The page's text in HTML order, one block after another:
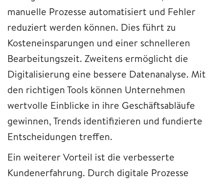
manuelle Prozesse automatisiert und Fehler
reduziert werden können. Dies führt zu
Kosteneinsparungen und einer schnelleren
Bearbeitungszeit. Zweitens ermöglicht die
Digitalisierung eine bessere Datenanalyse. Mit
den richtigen Tools können Unternehmen
wertvolle Einblicke in ihre Geschäftsabläufe
gewinnen, Trends identifizieren und fundierte
Entscheidungen treffen.
Ein weiterer Vorteil ist die verbesserte
Kundenerfahrung. Durch digitale Prozesse